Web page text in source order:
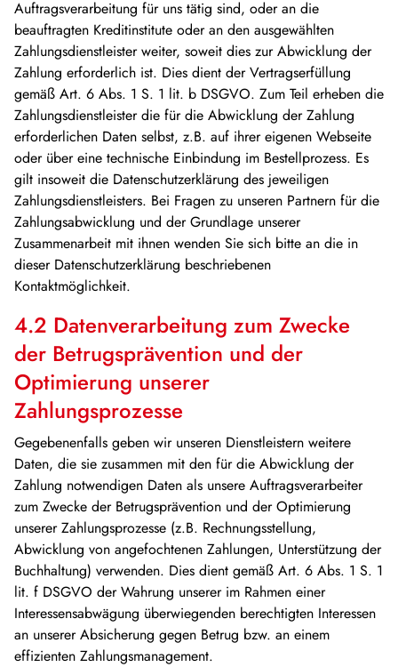
Auftragsverarbeitung für uns tätig sind, oder an die
beauftragten Kreditinstitute oder an den ausgewählten
Zahlungsdienstleister weiter, soweit dies zur Abwicklung der
Zahlung erforderlich ist. Dies dient der Vertragserfüllung
gemäß Art. 6 Abs. 1 S. 1 lit. b DSGVO. Zum Teil erheben die
Zahlungsdienstleister die für die Abwicklung der Zahlung
erforderlichen Daten selbst, z.B. auf ihrer eigenen Webseite
oder über eine technische Einbindung im Bestellprozess. Es
gilt insoweit die Datenschutzerklärung des jeweiligen
Zahlungsdienstleisters. Bei Fragen zu unseren Partnern für die
Zahlungsabwicklung und der Grundlage unserer
Zusammenarbeit mit ihnen wenden Sie sich bitte an die in
dieser Datenschutzerklärung beschriebenen
Kontaktmöglichkeit.
4.2 Datenverarbeitung zum Zwecke
der Betrugsprävention und der
Optimierung unserer
Zahlungsprozesse
Gegebenenfalls geben wir unseren Dienstleistern weitere
Daten, die sie zusammen mit den für die Abwicklung der
Zahlung notwendigen Daten als unsere Auftragsverarbeiter
zum Zwecke der Betrugsprävention und der Optimierung
unserer Zahlungsprozesse (z.B. Rechnungsstellung,
Abwicklung von angefochtenen Zahlungen, Unterstützung der
Buchhaltung) verwenden. Dies dient gemäß Art. 6 Abs. 1 S. 1
lit. f DSGVO der Wahrung unserer im Rahmen einer
Interessensabwägung überwiegenden berechtigten Interessen
an unserer Absicherung gegen Betrug bzw. an einem
effizienten Zahlungsmanagement.